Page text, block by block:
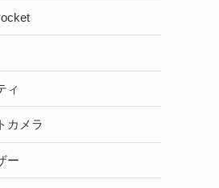
ィ
カメラ
ー